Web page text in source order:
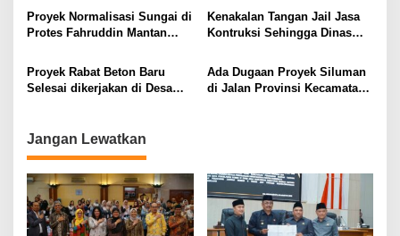
Proyek Normalisasi Sungai di
Protes Fahruddin Mantan
Kenakalan Tangan Jail Jasa
Kontruksi Sehingga Dinas
Tasikmalaya Sidak
Kelapangan
Proyek Rabat Beton Baru
Selesai dikerjakan di Desa
Ada Dugaan Proyek Siluman
di Jalan Provinsi Kecamatan
Jangan Lewatkan